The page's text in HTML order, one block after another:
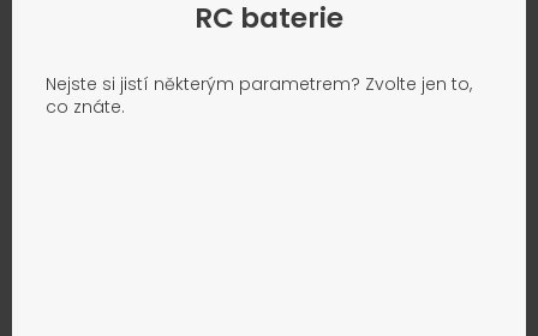
RC baterie
Nejste si jistí některým parametrem? Zvolte jen to,
co znáte.